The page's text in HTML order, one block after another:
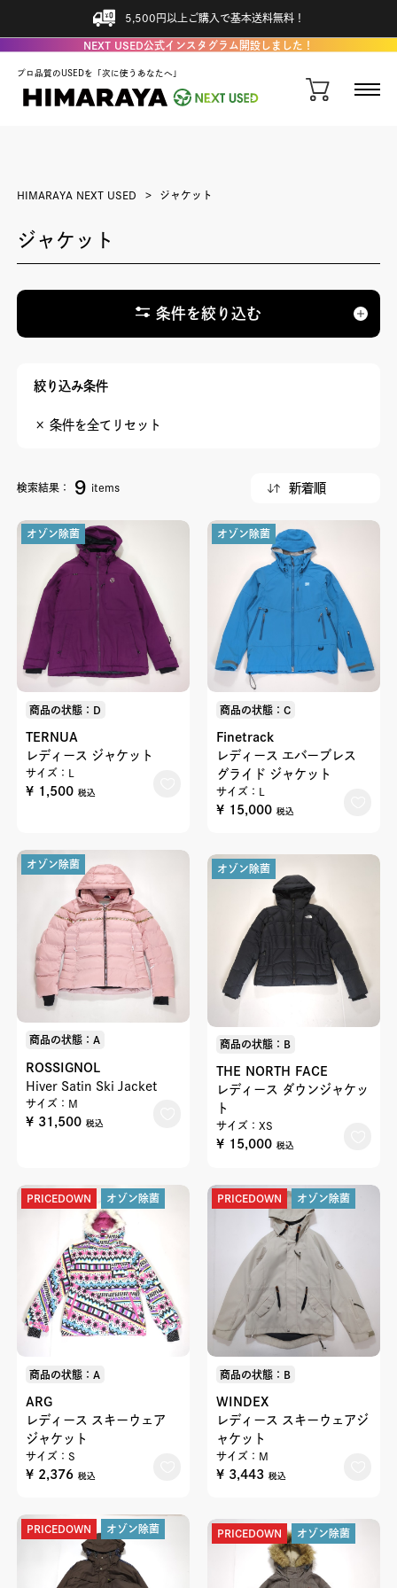
5,500円以上ご購入で基本送料無料！
NEXT USED公式インスタグラム開設しました！
プロ品質のUSEDを「次に使うあなたへ」
HIMARAYA NEXT USED ジャケット
ジャケット
条件を絞り込む
絞り込み条件
× 条件を全てリセット
検索結果： 9 items
オゾン除菌
商品の状態：D
TERNUA
レディース ジャケット
サイズ：L
¥ 1,500 税込
オゾン除菌
商品の状態：C
Finetrack
レディース エバーブレス
グライド ジャケット
サイズ：L
¥ 15,000 税込
オゾン除菌
商品の状態：A
ROSSIGNOL
Hiver Satin Ski Jacket
サイズ：M
¥ 31,500 税込
オゾン除菌
商品の状態：B
THE NORTH FACE
レディース ダウンジャケッ
ト
サイズ：XS
¥ 15,000 税込
PRICEDOWN オゾン除菌
商品の状態：A
ARG
レディース スキーウェア
ジャケット
サイズ：S
¥ 2,376 税込
PRICEDOWN オゾン除菌
商品の状態：B
WINDEX
レディース スキーウェアジ
ャケット
サイズ：M
¥ 3,443 税込
PRICEDOWN オゾン除菌 PRICEDOWN オゾン除菌